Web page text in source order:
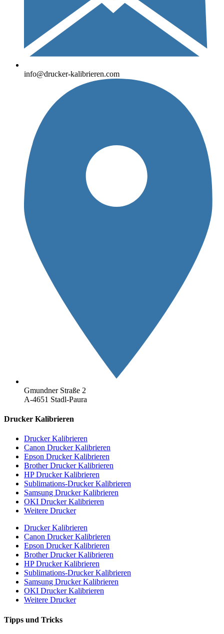
info@drucker-kalibrieren.com
Gmundner Straße 2
A-4651 Stadl-Paura
Drucker Kalibrieren
Drucker Kalibrieren
Canon Drucker Kalibrieren
Epson Drucker Kalibrieren
Brother Drucker Kalibrieren
HP Drucker Kalibrieren
Sublimations-Drucker Kalibrieren
Samsung Drucker Kalibrieren
OKI Drucker Kalibrieren
Weitere Drucker
Drucker Kalibrieren
Canon Drucker Kalibrieren
Epson Drucker Kalibrieren
Brother Drucker Kalibrieren
HP Drucker Kalibrieren
Sublimations-Drucker Kalibrieren
Samsung Drucker Kalibrieren
OKI Drucker Kalibrieren
Weitere Drucker
Tipps und Tricks